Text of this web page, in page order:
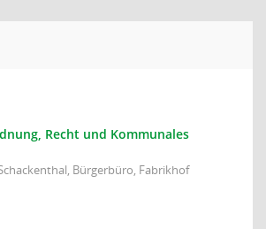
Recht und Kommunales
Bürgerbüro, Fabrikhof